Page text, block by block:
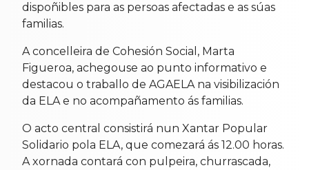
dispoñibles para as persoas afectadas e as súas
familias.
A concelleira de Cohesión Social, Marta
Figueroa, achegouse ao punto informativo e
destacou o traballo de AGAELA na visibilización
da ELA e no acompañamento ás familias.
O acto central consistirá nun Xantar Popular
Solidario pola ELA, que comezará ás 12.00 horas.
A xornada contará con pulpeira, churrascada,